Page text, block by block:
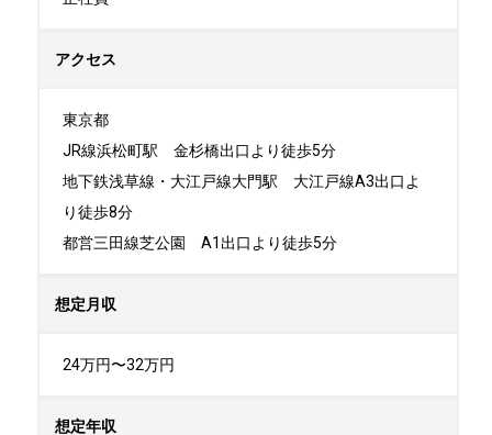
アクセス
東京都
JR線浜松町駅　金杉橋出口より徒歩5分
地下鉄浅草線・大江戸線大門駅　大江戸線A3出口よ
り徒歩8分
都営三田線芝公園　A1出口より徒歩5分
想定月収
24万円〜32万円
想定年収